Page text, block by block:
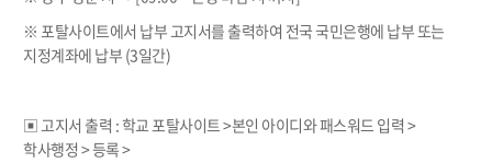
※ 포탈사이트에서 납부 고지서를 출력하여 전국 국민은행에 납부 또는
지정계좌에 납부 (3일간)
▣ 고지서 출력 : 학교 포탈사이트 >본인 아이디와 패스워드 입력 >
학사행정 > 등록 >